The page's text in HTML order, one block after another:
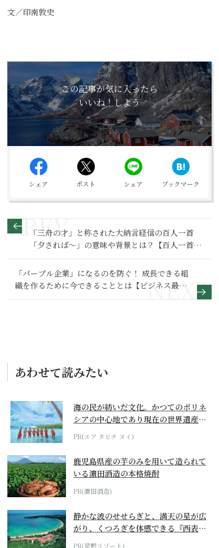
文／印南敦史
この記事が気に入ったら
いいね！しよう
シェア ポスト シェア ブックマーク
「三舟の才」と称された大納言経信の百人一首
「夕されば～」の意味や背景とは？【百人一首入
門】
「パープル企業」になるのを防ぐ！ 成長できる組
織を作るために今できることとは【ビジネス最前
線】
あわせて読みたい
海の民が紡いだ文化。かつてのポリネ
シアの中心地であり現在の世界遺産か
らみえてくる...
PR(エア タヒチ ヌイ)
鹿児島県産の芋のみを用いて造られて
いる濵田酒造の本格焼酎
PR(濵田酒造)
静かな波のせせらぎと、満天の星が広
がり、くつろぎを体感できる『西表島
ホテル by...
PR(星野リゾート)